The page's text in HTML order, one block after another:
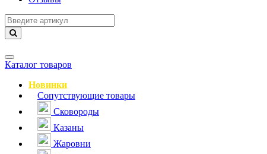
Навигация
Каталог товаров
Новинки
Сопутствующие товары
Сковороды
Казаны
Жаровни